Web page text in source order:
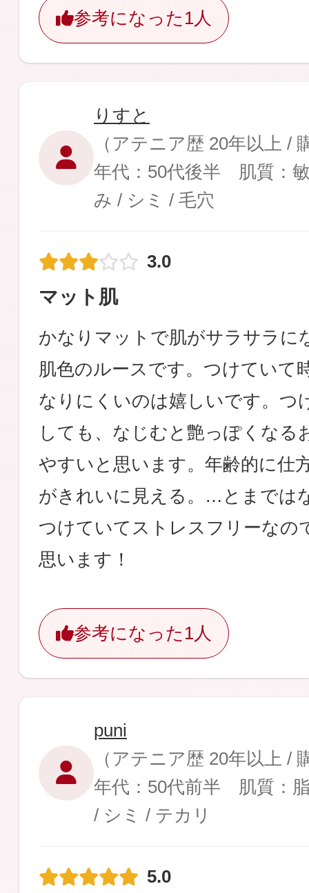
参考になった 1人
りすと
（アテニア歴 20年以上 /
年代：50代後半 肌質：
み / シミ / 毛穴
3.0
マット肌
かなりマットで肌がサラサラに
肌色のルースです。つけていて
なりにくいのは嬉しいです。つ
しても、なじむと艶っぽくなる
やすいと思います。年齢的に仕
がきれいに見える。…とまでは
つけていてストレスフリーなの
思います！
参考になった 1人
puni
（アテニア歴 20年以上 /
年代：50代前半 肌質：
/ シミ / テカリ
5.0